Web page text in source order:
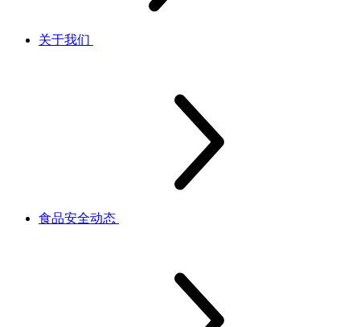
关于我们
食品安全动态